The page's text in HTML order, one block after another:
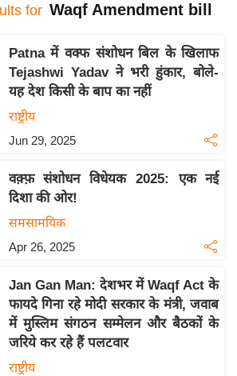
for Waqf Amendment bill
Patna में वक्फ संशोधन बिल के खिलाफ
Tejashwi Yadav ने भरी हुंकार, बोले-
यह देश किसी के बाप का नहीं
राष्ट्रीय
Jun 29, 2025
वक़्फ़ संशोधन विधेयक 2025: एक नई
दिशा की ओर!
समसामयिक
Apr 26, 2025
Jan Gan Man: देशभर में Waqf Act के
फायदे गिना रहे मोदी सरकार के मंत्री, जवाब
में मुस्लिम संगठन सम्मेलन और बैठकों के
जरिये कर रहे हैं पलटवार
राष्ट्रीय